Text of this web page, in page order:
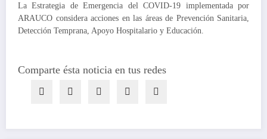
La Estrategia de Emergencia del COVID-19 implementada por
ARAUCO considera acciones en las áreas de Prevención Sanitaria,
Detección Temprana, Apoyo Hospitalario y Educación.
Comparte ésta noticia en tus redes